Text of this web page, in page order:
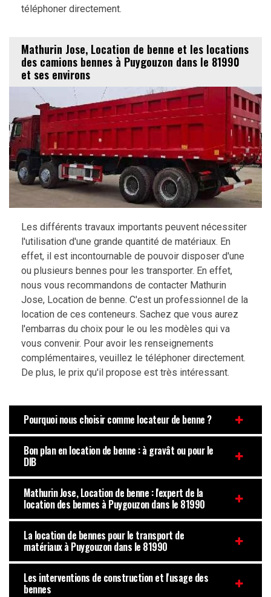
téléphoner directement.
Mathurin Jose, Location de benne et les locations
des camions bennes à Puygouzon dans le 81990
et ses environs
Les différents travaux importants peuvent nécessiter
l'utilisation d'une grande quantité de matériaux. En
effet, il est incontournable de pouvoir disposer d'une
ou plusieurs bennes pour les transporter. En effet,
nous vous recommandons de contacter Mathurin
Jose, Location de benne. C'est un professionnel de la
location de ces conteneurs. Sachez que vous aurez
l'embarras du choix pour le ou les modèles qui va
vous convenir. Pour avoir les renseignements
complémentaires, veuillez le téléphoner directement.
De plus, le prix qu'il propose est très intéressant.
Pourquoi nous choisir comme locateur de benne ?
Bon plan en location de benne : à gravât ou pour le
DIB
Mathurin Jose, Location de benne : l'expert de la
location des bennes à Puygouzon dans le 81990
La location de bennes pour le transport de
matériaux à Puygouzon dans le 81990
Les interventions de construction et l'usage des
bennes